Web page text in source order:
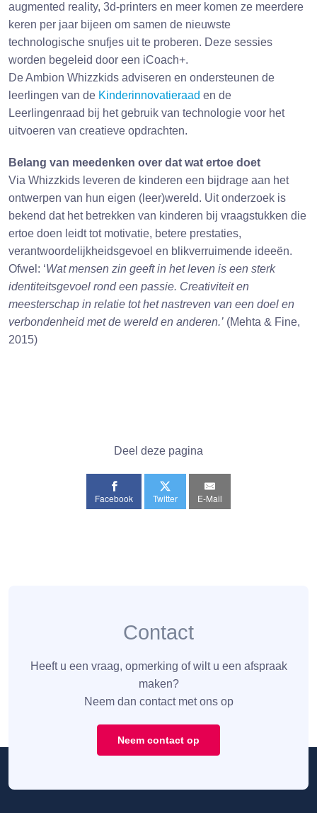
augmented reality, 3d-printers en meer komen ze meerdere
keren per jaar bijeen om samen de nieuwste
technologische snufjes uit te proberen. Deze sessies
worden begeleid door een iCoach+.
De Ambion Whizzkids adviseren en ondersteunen de
leerlingen van de Kinderinnovatieraad en de
Leerlingenraad bij het gebruik van technologie voor het
uitvoeren van creatieve opdrachten.
Belang van meedenken over dat wat ertoe doet
Via Whizzkids leveren de kinderen een bijdrage aan het
ontwerpen van hun eigen (leer)wereld. Uit onderzoek is
bekend dat het betrekken van kinderen bij vraagstukken die
ertoe doen leidt tot motivatie, betere prestaties,
verantwoordelijkheidsgevoel en blikverruimende ideeën.
Ofwel: ‘Wat mensen zin geeft in het leven is een sterk
identiteitsgevoel rond een passie. Creativiteit en
meesterschap in relatie tot het nastreven van een doel en
verbondenheid met de wereld en anderen.’ (Mehta & Fine,
2015)
Deel deze pagina
Facebook Twitter E-Mail
Contact
Heeft u een vraag, opmerking of wilt u een afspraak
maken?
Neem dan contact met ons op
Neem contact op